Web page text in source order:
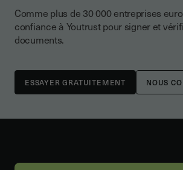
Comme plus de 30 000 entreprises
confiance à Youtrust pour signer et
documents.
NOUS